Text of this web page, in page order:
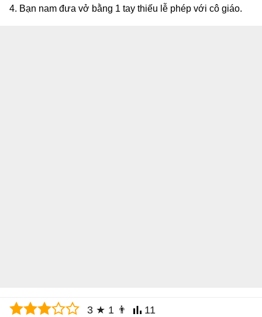
4. Bạn nam đưa vở bằng 1 tay thiếu lễ phép với cô giáo.
3 ★ 1 👨 11